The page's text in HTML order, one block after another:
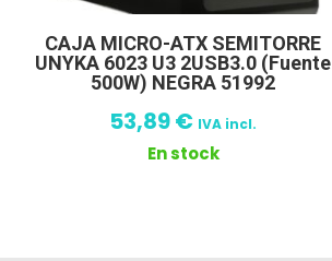
CAJA MICRO-ATX SEMITORRE
UNYKA 6023 U3 2USB3.0 (Fuente
500W) NEGRA 51992
53,89€ IVA incl.
En stock